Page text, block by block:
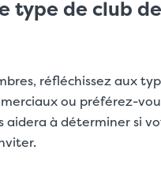
type de club
réfléchissez aux
ou préférez-
aidera à déterminer si